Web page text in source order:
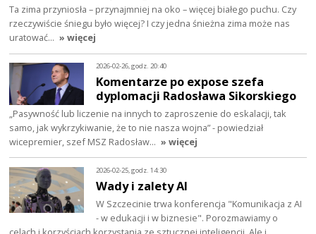
Ta zima przyniosła – przynajmniej na oko – więcej białego puchu. Czy
rzeczywiście śniegu było więcej? I czy jedna śnieżna zima może nas
uratować… » więcej
2026-02-26, godz. 20:40
Komentarze po expose szefa
dyplomacji Radosława Sikorskiego
„Pasywność lub liczenie na innych to zaproszenie do eskalacji, tak
samo, jak wykrzykiwanie, że to nie nasza wojna” - powiedział
wicepremier, szef MSZ Radosław… » więcej
2026-02-25, godz. 14:30
Wady i zalety AI
W Szczecinie trwa konferencja "Komunikacja z AI
- w edukacji i w biznesie". Porozmawiamy o